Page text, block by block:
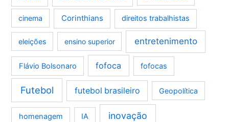
cinema Corinthians direitos trabalhistas
eleições ensino superior entretenimento
Flávio Bolsonaro fofoca fofocas
Futebol futebol brasileiro Geopolítica
homenagem IA inovação